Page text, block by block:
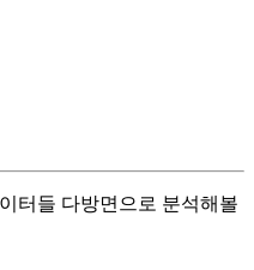
터들 다방면으로 분석해볼